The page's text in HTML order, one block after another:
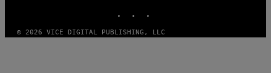
© 2026 VICE DIGITAL PUBLISHING, LLC